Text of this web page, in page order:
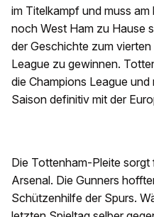
im Titelkampf und muss
noch West Ham zu Hause
der Geschichte zum
League zu gewinnen.
die Champions League
Saison definitiv mit der
Die Tottenham-Pleite sorgt
Arsenal. Die Gunners
Schützenhilfe der Spurs.